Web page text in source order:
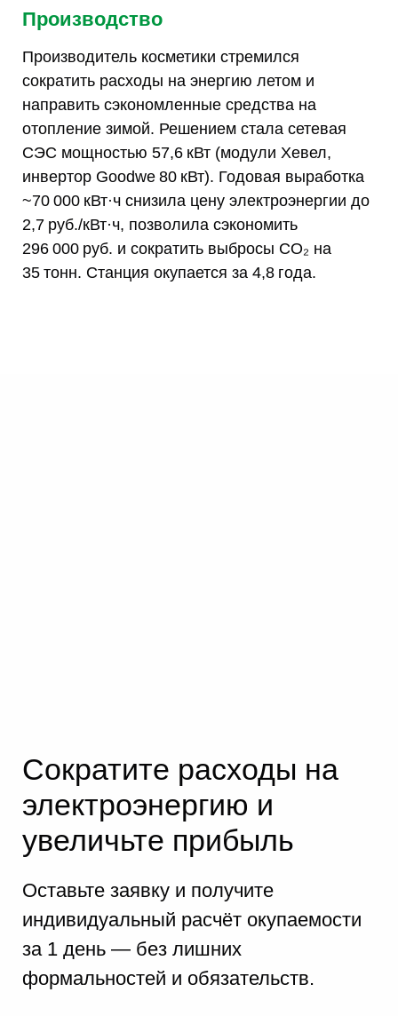
Производство
Производитель косметики стремился
сократить расходы на энергию летом и
направить сэкономленные средства на
отопление зимой. Решением стала сетевая
СЭС мощностью 57,6 кВт (модули Хевел,
инвертор Goodwe 80 кВт). Годовая выработка
~70 000 кВт·ч снизила цену электроэнергии до
2,7 руб./кВт·ч, позволила сэкономить
296 000 руб. и сократить выбросы CO₂ на
35 тонн. Станция окупается за 4,8 года.
Сократите расходы на
электроэнергию и
увеличьте прибыль
Оставьте заявку и получите
индивидуальный расчёт окупаемости
за 1 день — без лишних
формальностей и обязательств.